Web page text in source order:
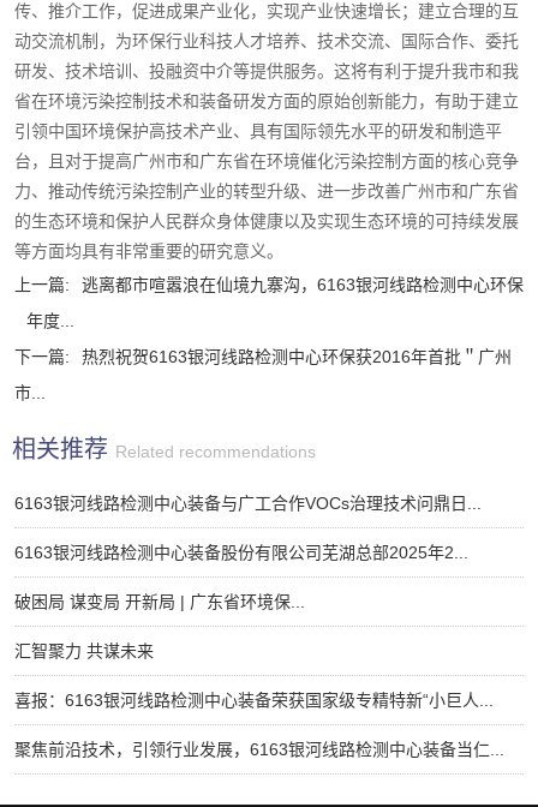
传、推介工作，促进成果产业化，实现产业快速增长；建立合理的互
动交流机制，为环保行业科技人才培养、技术交流、国际合作、委托
研发、技术培训、投融资中介等提供服务。这将有利于提升我市和我
省在环境污染控制技术和装备研发方面的原始创新能力，有助于建立
引领中国环境保护高技术产业、具有国际领先水平的研发和制造平
台，且对于提高广州市和广东省在环境催化污染控制方面的核心竞争
力、推动传统污染控制产业的转型升级、进一步改善广州市和广东省
的生态环境和保护人民群众身体健康以及实现生态环境的可持续发展
等方面均具有非常重要的研究意义。
上一篇:
逃离都市喧嚣浪在仙境九寨沟，6163银河线路检测中心环保
年度...
下一篇:
热烈祝贺6163银河线路检测中心环保获2016年首批＂广州
市...
相关推荐 Related recommendations
6163银河线路检测中心装备与广工合作VOCs治理技术问鼎日...
6163银河线路检测中心装备股份有限公司芜湖总部2025年2...
破困局 谋变局 开新局 | 广东省环境保...
汇智聚力 共谋未来
喜报：6163银河线路检测中心装备荣获国家级专精特新“小巨人...
聚焦前沿技术，引领行业发展，6163银河线路检测中心装备当仁...